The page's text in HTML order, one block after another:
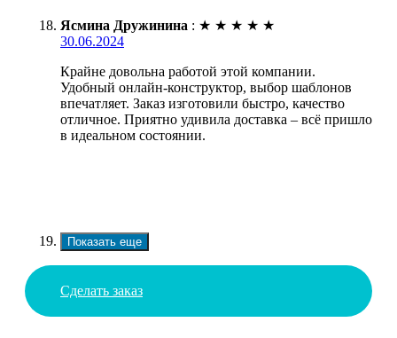
Ясмина Дружинина : ★ ★ ★ ★ ★
30.06.2024
Крайне довольна работой этой компании.
Удобный онлайн-конструктор, выбор шаблонов
впечатляет. Заказ изготовили быстро, качество
отличное. Приятно удивила доставка – всё пришло
в идеальном состоянии.
Показать еще
Сделать заказ